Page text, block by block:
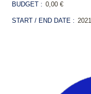
BUDGET : 0,00 €
START / END DATE :